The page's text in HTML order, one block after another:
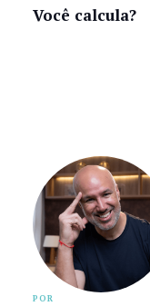
Você calcula?
POR